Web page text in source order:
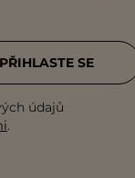
údajů
.
PŘIHLASTE SE